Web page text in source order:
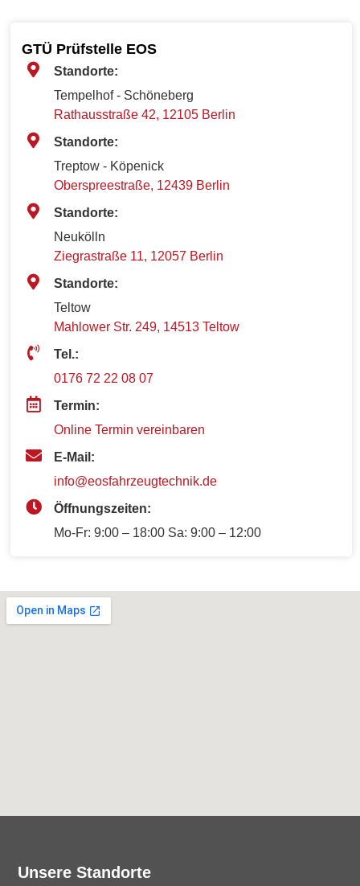
GTÜ Prüfstelle EOS
Standorte:
Tempelhof - Schöneberg
Rathausstraße 42, 12105 Berlin
Standorte:
Treptow - Köpenick
Oberspreestraße, 12439 Berlin
Standorte:
Neukölln
Ziegrastraße 11, 12057 Berlin
Standorte:
Teltow
Mahlower Str. 249, 14513 Teltow
Tel.:
0176 72 22 08 07
Termin:
Online Termin vereinbaren
E-Mail:
info@eosfahrzeugtechnik.de
Öffnungszeiten:
Mo-Fr: 9:00 – 18:00 Sa: 9:00 – 12:00
Unsere Standorte